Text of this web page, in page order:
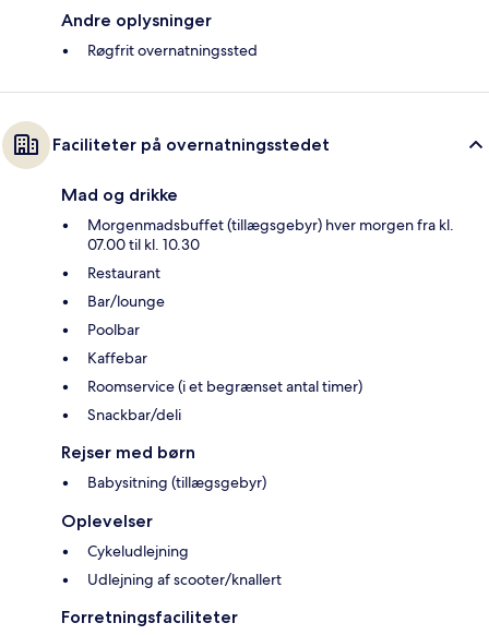
Andre oplysninger
Røgfrit overnatningssted
Faciliteter på overnatningsstedet
Mad og drikke
Morgenmadsbuffet (tillægsgebyr) hver morgen fra kl.
07.00 til kl. 10.30
Restaurant
Bar/lounge
Poolbar
Kaffebar
Roomservice (i et begrænset antal timer)
Snackbar/deli
Rejser med børn
Babysitning (tillægsgebyr)
Oplevelser
Cykeludlejning
Udlejning af scooter/knallert
Forretningsfaciliteter